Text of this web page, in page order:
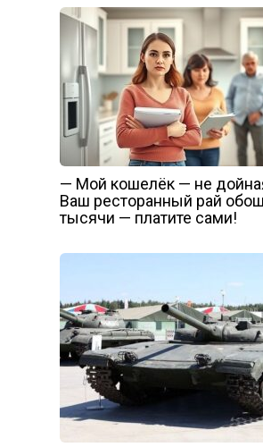
— Мой кошелёк — не
Ваш ресторанный рай
тысячи — платите сами!